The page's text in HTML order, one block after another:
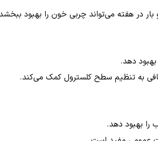
بار در هفته می‌تواند چربی خون را بهبود
به تنظیم سطح کلسترول کمک می‌کند.